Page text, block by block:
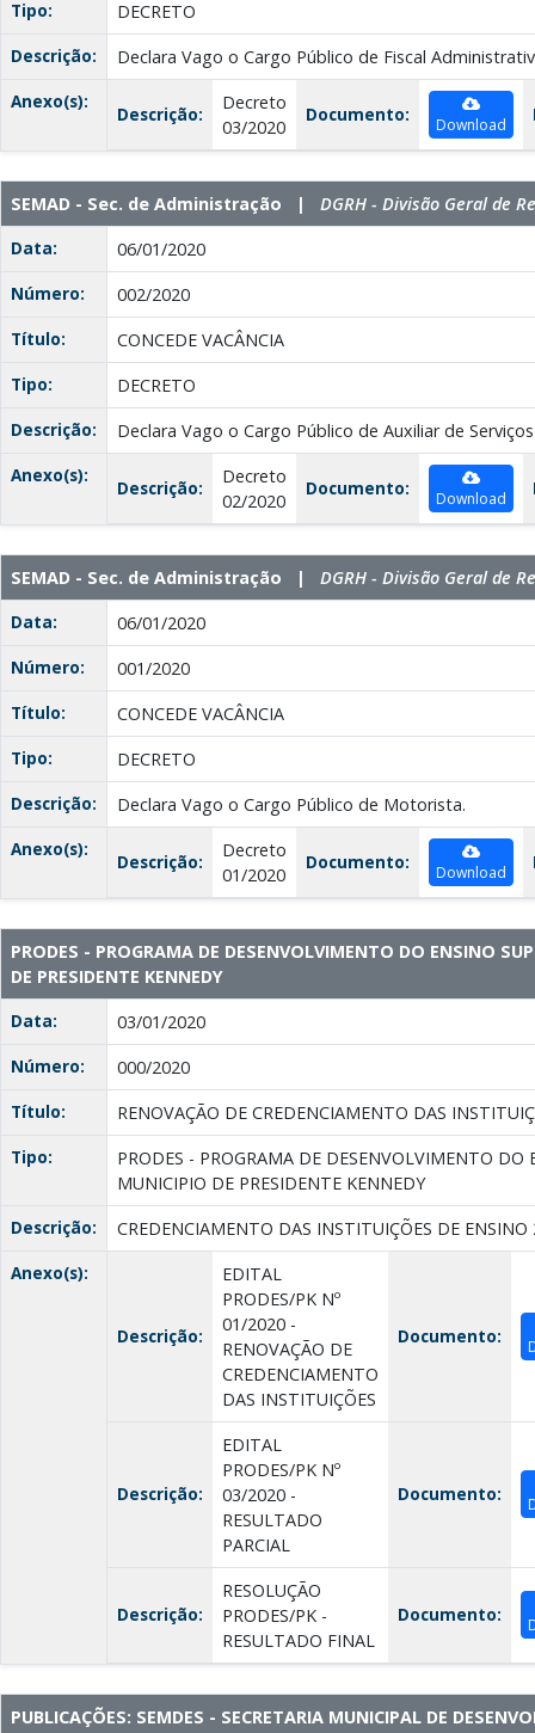
Tipo:
DECRETO
Descrição:
Declara Vago o Cargo Público de Fiscal
Anexo(s):
Descrição:
Decreto
03/2020
Documento: Download
SEMAD - Sec. de Administração | DGRH - Divisão Geral de
Data:
06/01/2020
Número:
002/2020
Título:
CONCEDE VACÂNCIA
Tipo:
DECRETO
Descrição:
Declara Vago o Cargo Público de Auxiliar de
Anexo(s):
Descrição:
Decreto
02/2020
Documento: Download
SEMAD - Sec. de Administração | DGRH - Divisão Geral de
Data:
06/01/2020
Número:
001/2020
Título:
CONCEDE VACÂNCIA
Tipo:
DECRETO
Descrição:
Declara Vago o Cargo Público de Motorista.
Anexo(s):
Descrição:
Decreto
01/2020
Documento: Download
PRODES - PROGRAMA DE DESENVOLVIMENTO DO ENSINO
DE PRESIDENTE KENNEDY
Data:
03/01/2020
Número:
000/2020
Título:
RENOVAÇÃO DE CREDENCIAMENTO DAS
Tipo:
PRODES - PROGRAMA DE DESENVOLVIMENTO DO
MUNICIPIO DE PRESIDENTE KENNEDY
Descrição:
CREDENCIAMENTO DAS INSTITUIÇÕES DE ENSINO
Anexo(s):
Descrição:
EDITAL
PRODES/PK Nº
01/2020 -
RENOVAÇÃO DE
CREDENCIAMENTO
DAS INSTITUIÇÕES
Documento:
Descrição:
EDITAL
PRODES/PK Nº
03/2020 -
RESULTADO
PARCIAL
Documento:
Descrição:
RESOLUÇÃO
PRODES/PK -
RESULTADO FINAL
Documento:
PUBLICAÇÕES: SEMDES - SECRETARIA MUNICIPAL DE